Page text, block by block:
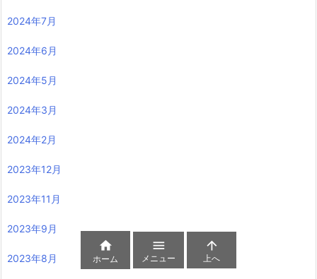
2024年7月
2024年6月
2024年5月
2024年3月
2024年2月
2023年12月
2023年11月
2023年9月
2023年8月

ホーム

メニュー

上へ